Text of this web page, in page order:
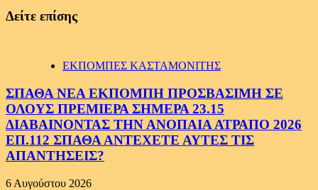
Δείτε επίσης
ΕΚΠΟΜΠΕΣ ΚΑΣΤΑΜΟΝΙΤΗΣ
ΣΠΑΘΑ ΝΕΑ ΕΚΠΟΜΠΗ ΠΡΟΣΒΑΣΙΜΗ ΣΕ
ΟΛΟΥΣ ΠΡΕΜΙΕΡΑ ΣΗΜΕΡΑ 23.15
ΔΙΑΒΑΙΝΟΝΤΑΣ ΤΗΝ ΑΝΟΠΑΙΑ ΑΤΡΑΠΟ 2026
ΕΠ.112 ΣΠΑΘΑ ΑΝΤΕΧΕΤΕ ΑΥΤΕΣ ΤΙΣ
ΑΠΑΝΤΗΣΕΙΣ?
6 Αυγούστου 2026